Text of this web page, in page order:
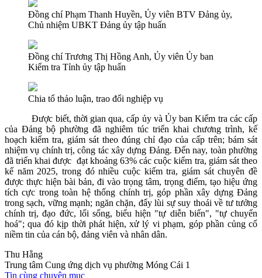
Đồng chí Phạm Thanh Huyền, Ủy viên BTV Đảng ủy,
Chủ nhiệm UBKT Đảng ủy tập huấn
Đồng chí Trương Thị Hồng Anh, Ủy viên Ủy ban
Kiểm tra Tỉnh ủy tập huấn
Chia tổ thảo luận, trao đổi nghiệp vụ
Được biết, thời gian qua, cấp ủy và Ủy ban Kiểm tra các cấp
của Đảng bộ phường đã nghiêm túc triển khai chương trình, kế
hoạch kiểm tra, giám sát theo đúng chỉ đạo của cấp trên; bám sát
nhiệm vụ chính trị, công tác xây dựng Đảng. Đến nay, toàn phường
đã triển khai được đạt khoảng 63% các cuộc kiểm tra, giám sát theo
kế năm 2025, trong đó nhiều cuộc kiểm tra, giám sát chuyên đề
được thực hiện bài bản, đi vào trọng tâm, trọng điểm, tạo hiệu ứng
tích cực trong toàn hệ thống chính trị, góp phần xây dựng Đảng
trong sạch, vững mạnh; ngăn chặn, đẩy lùi sự suy thoái về tư tưởng
chính trị, đạo đức, lối sống, biểu hiện "tự diễn biến", "tự chuyển
hoá"; qua đó kịp thời phát hiện, xử lý vi phạm, góp phần củng cố
niềm tin của cán bộ, đảng viên và nhân dân.
Thu Hằng
Trung tâm Cung ứng dịch vụ phường Móng Cái 1
Tin cùng chuyên mục